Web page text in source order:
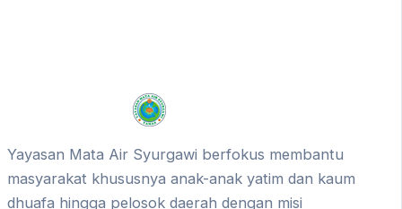
Yayasan Mata Air Syurgawi berfokus membantu
masyarakat khususnya anak-anak yatim dan kaum
dhuafa hingga pelosok daerah dengan misi